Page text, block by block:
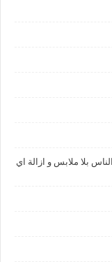
بلا ملابس و ازالة اي